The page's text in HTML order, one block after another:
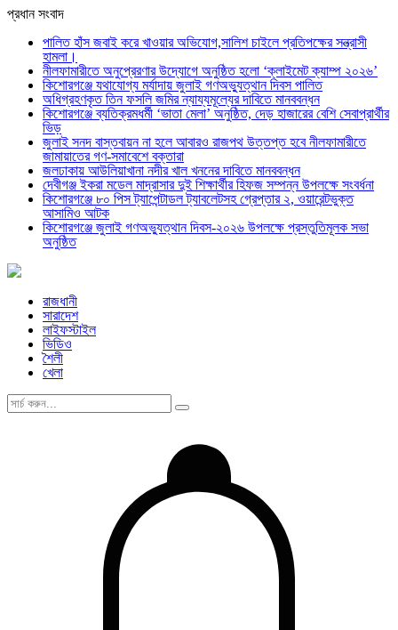
প্রধান সংবাদ
পালিত হাঁস জবাই করে খাওয়ার অভিযোগ,সালিশ চাইলে প্রতিপক্ষের সন্ত্রাসী
হামলা।
নীলফামারীতে অনুপ্রেরণার উদ্যোগে অনুষ্ঠিত হলো ‘ক্লাইমেট ক্যাম্প ২০২৬’
কিশোরগঞ্জে যথাযোগ্য মর্যাদায় জুলাই গণঅভ্যুত্থান দিবস পালিত
অধিগ্রহণকৃত তিন ফসলি জমির ন্যায্যমূল্যের দাবিতে মানববন্ধন
কিশোরগঞ্জে ব্যতিক্রমধর্মী ‘ভাতা মেলা’ অনুষ্ঠিত, দেড় হাজারের বেশি সেবাপ্রার্থীর
ভিড়
জুলাই সনদ বাস্তবায়ন না হলে আবারও রাজপথ উত্তপ্ত হবে নীলফামারীতে
জামায়াতের গণ-সমাবেশে বক্তারা
জলঢাকায় আউলিয়াখানা নদীর খাল খননের দাবিতে মানববন্ধন
দেবীগঞ্জ ইকরা মডেল মাদ্রাসার দুই শিক্ষার্থীর হিফজ সম্পন্ন উপলক্ষে সংবর্ধনা
কিশোরগঞ্জে ৮০ পিস ট্যাপেন্টাডল ট্যাবলেটসহ গ্রেপ্তার ২, ওয়ারেন্টভুক্ত
আসামিও আটক
কিশোরগঞ্জে জুলাই গণঅভ্যুত্থান দিবস-২০২৬ উপলক্ষে প্রস্তুতিমূলক সভা
অনুষ্ঠিত
রাজধানী
সারাদেশ
লাইফস্টাইল
ভিডিও
শৈলী
খেলা